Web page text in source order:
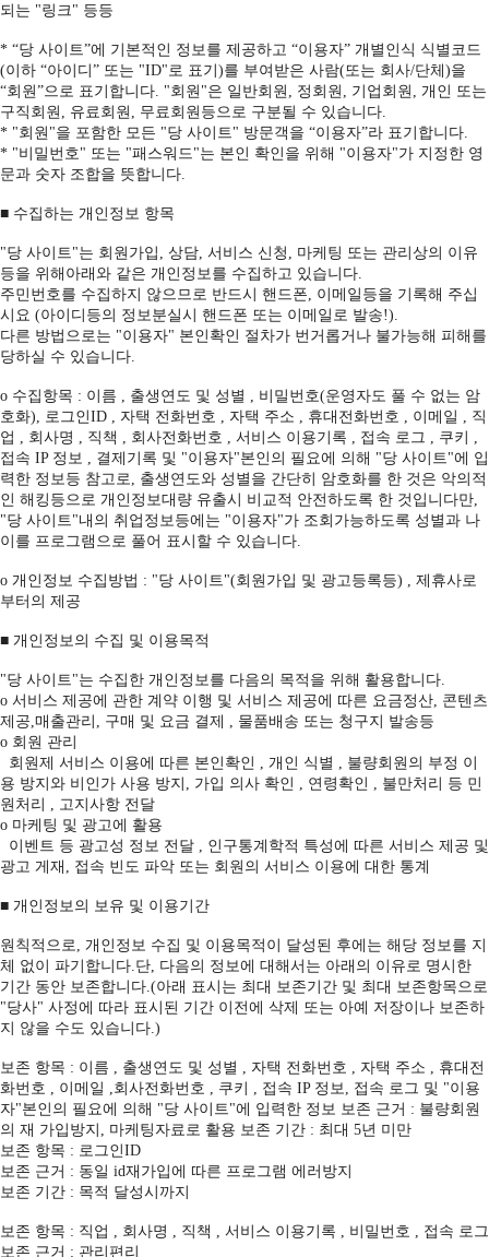
되는 "링크" 등등
* “당 사이트”에 기본적인 정보를 제공하고 “이용자” 개별인식 식별코드
(이하 “아이디” 또는 "ID"로 표기)를 부여받은 사람(또는 회사/단체)을
“회원”으로 표기합니다. "회원"은 일반회원, 정회원, 기업회원, 개인 또는
구직회원, 유료회원, 무료회원등으로 구분될 수 있습니다.
* "회원"을 포함한 모든 "당 사이트" 방문객을 “이용자”라 표기합니다.
* "비밀번호" 또는 "패스워드"는 본인 확인을 위해 "이용자"가 지정한 영
문과 숫자 조합을 뜻합니다.
■ 수집하는 개인정보 항목
"당 사이트"는 회원가입, 상담, 서비스 신청, 마케팅 또는 관리상의 이유
등을 위해아래와 같은 개인정보를 수집하고 있습니다.
주민번호를 수집하지 않으므로 반드시 핸드폰, 이메일등을 기록해 주십
시요 (아이디등의 정보분실시 핸드폰 또는 이메일로 발송!).
다른 방법으로는 "이용자" 본인확인 절차가 번거롭거나 불가능해 피해를
당하실 수 있습니다.
ο 수집항목 : 이름 , 출생연도 및 성별 , 비밀번호(운영자도 풀 수 없는 암
호화), 로그인ID , 자택 전화번호 , 자택 주소 , 휴대전화번호 , 이메일 , 직
업 , 회사명 , 직책 , 회사전화번호 , 서비스 이용기록 , 접속 로그 , 쿠키 ,
접속 IP 정보 , 결제기록 및 "이용자"본인의 필요에 의해 "당 사이트"에 입
력한 정보등 참고로, 출생연도와 성별을 간단히 암호화를 한 것은 악의적
인 해킹등으로 개인정보대량 유출시 비교적 안전하도록 한 것입니다만,
"당 사이트"내의 취업정보등에는 "이용자"가 조회가능하도록 성별과 나
이를 프로그램으로 풀어 표시할 수 있습니다.
ο 개인정보 수집방법 : "당 사이트"(회원가입 및 광고등록등) , 제휴사로
부터의 제공
■ 개인정보의 수집 및 이용목적
"당 사이트"는 수집한 개인정보를 다음의 목적을 위해 활용합니다.
ο 서비스 제공에 관한 계약 이행 및 서비스 제공에 따른 요금정산, 콘텐츠
제공,매출관리, 구매 및 요금 결제 , 물품배송 또는 청구지 발송등
ο 회원 관리
회원제 서비스 이용에 따른 본인확인 , 개인 식별 , 불량회원의 부정 이
용 방지와 비인가 사용 방지, 가입 의사 확인 , 연령확인 , 불만처리 등 민
원처리 , 고지사항 전달
ο 마케팅 및 광고에 활용
이벤트 등 광고성 정보 전달 , 인구통계학적 특성에 따른 서비스 제공 및
광고 게재, 접속 빈도 파악 또는 회원의 서비스 이용에 대한 통계
■ 개인정보의 보유 및 이용기간
원칙적으로, 개인정보 수집 및 이용목적이 달성된 후에는 해당 정보를 지
체 없이 파기합니다.단, 다음의 정보에 대해서는 아래의 이유로 명시한
기간 동안 보존합니다.(아래 표시는 최대 보존기간 및 최대 보존항목으로
"당사" 사정에 따라 표시된 기간 이전에 삭제 또는 아예 저장이나 보존하
지 않을 수도 있습니다.)
보존 항목 : 이름 , 출생연도 및 성별 , 자택 전화번호 , 자택 주소 , 휴대전
화번호 , 이메일 ,회사전화번호 , 쿠키 , 접속 IP 정보, 접속 로그 및 "이용
자"본인의 필요에 의해 "당 사이트"에 입력한 정보 보존 근거 : 불량회원
의 재 가입방지, 마케팅자료로 활용 보존 기간 : 최대 5년 미만
보존 항목 : 로그인ID
보존 근거 : 동일 id재가입에 따른 프로그램 에러방지
보존 기간 : 목적 달성시까지
보존 항목 : 직업 , 회사명 , 직책 , 서비스 이용기록 , 비밀번호 , 접속 로그
보존 근거 : 관리편리